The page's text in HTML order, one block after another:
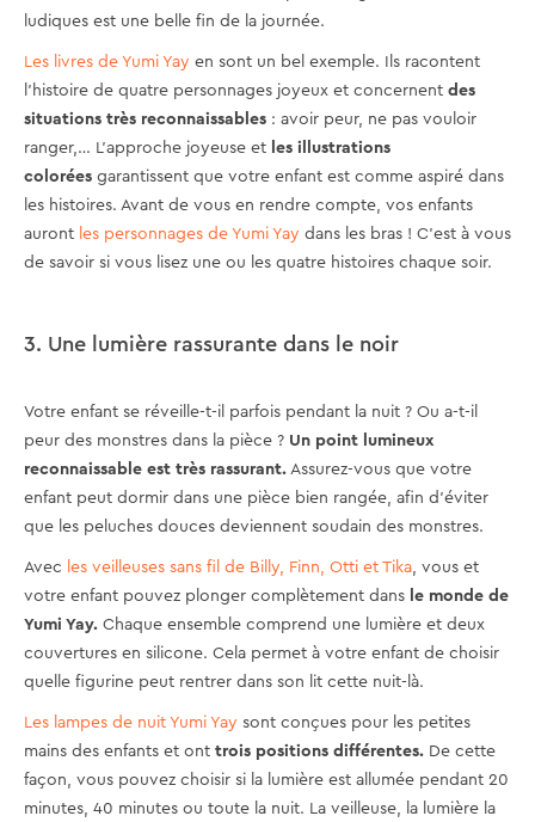
ludiques est une belle fin de la journée.
Les livres de Yumi Yay en sont un bel exemple. Ils racontent
l'histoire de quatre personnages joyeux et concernent des
situations très reconnaissables : avoir peur, ne pas vouloir
ranger,… L'approche joyeuse et les illustrations
colorées garantissent que votre enfant est comme aspiré dans
les histoires. Avant de vous en rendre compte, vos enfants
auront les personnages de Yumi Yay dans les bras ! C'est à vous
de savoir si vous lisez une ou les quatre histoires chaque soir.
3. Une lumière rassurante dans le noir
Votre enfant se réveille-t-il parfois pendant la nuit ? Ou a-t-il
peur des monstres dans la pièce ? Un point lumineux
reconnaissable est très rassurant. Assurez-vous que votre
enfant peut dormir dans une pièce bien rangée, afin d'éviter
que les peluches douces deviennent soudain des monstres.
Avec les veilleuses sans fil de Billy, Finn, Otti et Tika, vous et
votre enfant pouvez plonger complètement dans le monde de
Yumi Yay. Chaque ensemble comprend une lumière et deux
couvertures en silicone. Cela permet à votre enfant de choisir
quelle figurine peut rentrer dans son lit cette nuit-là.
Les lampes de nuit Yumi Yay sont conçues pour les petites
mains des enfants et ont trois positions différentes. De cette
façon, vous pouvez choisir si la lumière est allumée pendant 20
minutes, 40 minutes ou toute la nuit. La veilleuse, la lumière la